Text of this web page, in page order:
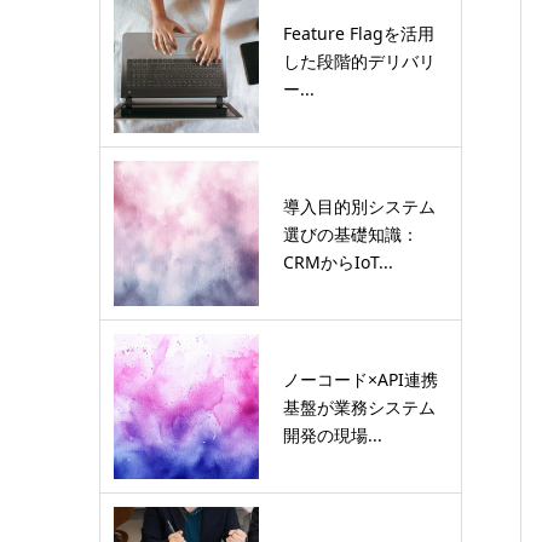
Feature Flagを活用
した段階的デリバリ
ー...
導入目的別システム
選びの基礎知識：
CRMからIoT...
ノーコード×API連携
基盤が業務システム
開発の現場...